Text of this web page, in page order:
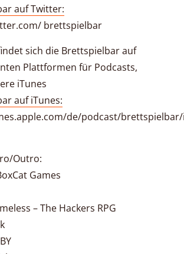
auf Twitter:
brettspielbar
sich die Brettspielbar auf
Plattformen für Podcasts,
iTunes
auf iTunes:
de/podcast/brettspielbar/
Outro:
Games
– The Hackers RPG